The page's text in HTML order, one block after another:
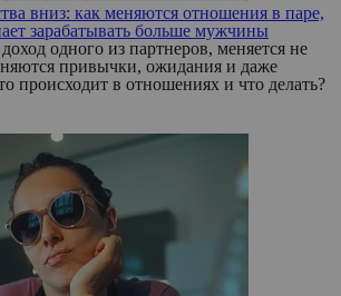
вниз: как меняются отношения в паре,
зарабатывать больше мужчины
одного из партнеров, меняется не
привычки, ожидания и даже
происходит в отношениях и что делать?